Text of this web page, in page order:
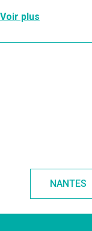
Voir plus
NANTES